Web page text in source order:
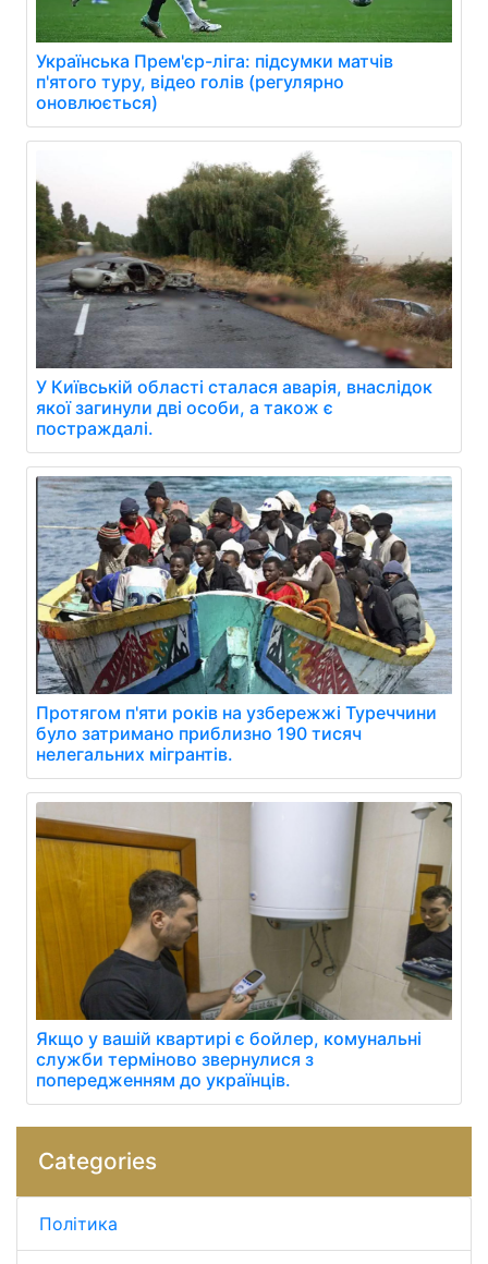
Українська Прем'єр-ліга: підсумки матчів
п'ятого туру, відео голів (регулярно
оновлюється)
У Київській області сталася аварія, внаслідок
якої загинули дві особи, а також є
постраждалі.
Протягом п'яти років на узбережжі Туреччини
було затримано приблизно 190 тисяч
нелегальних мігрантів.
Якщо у вашій квартирі є бойлер, комунальні
служби терміново звернулися з
попередженням до українців.
Categories
Політика